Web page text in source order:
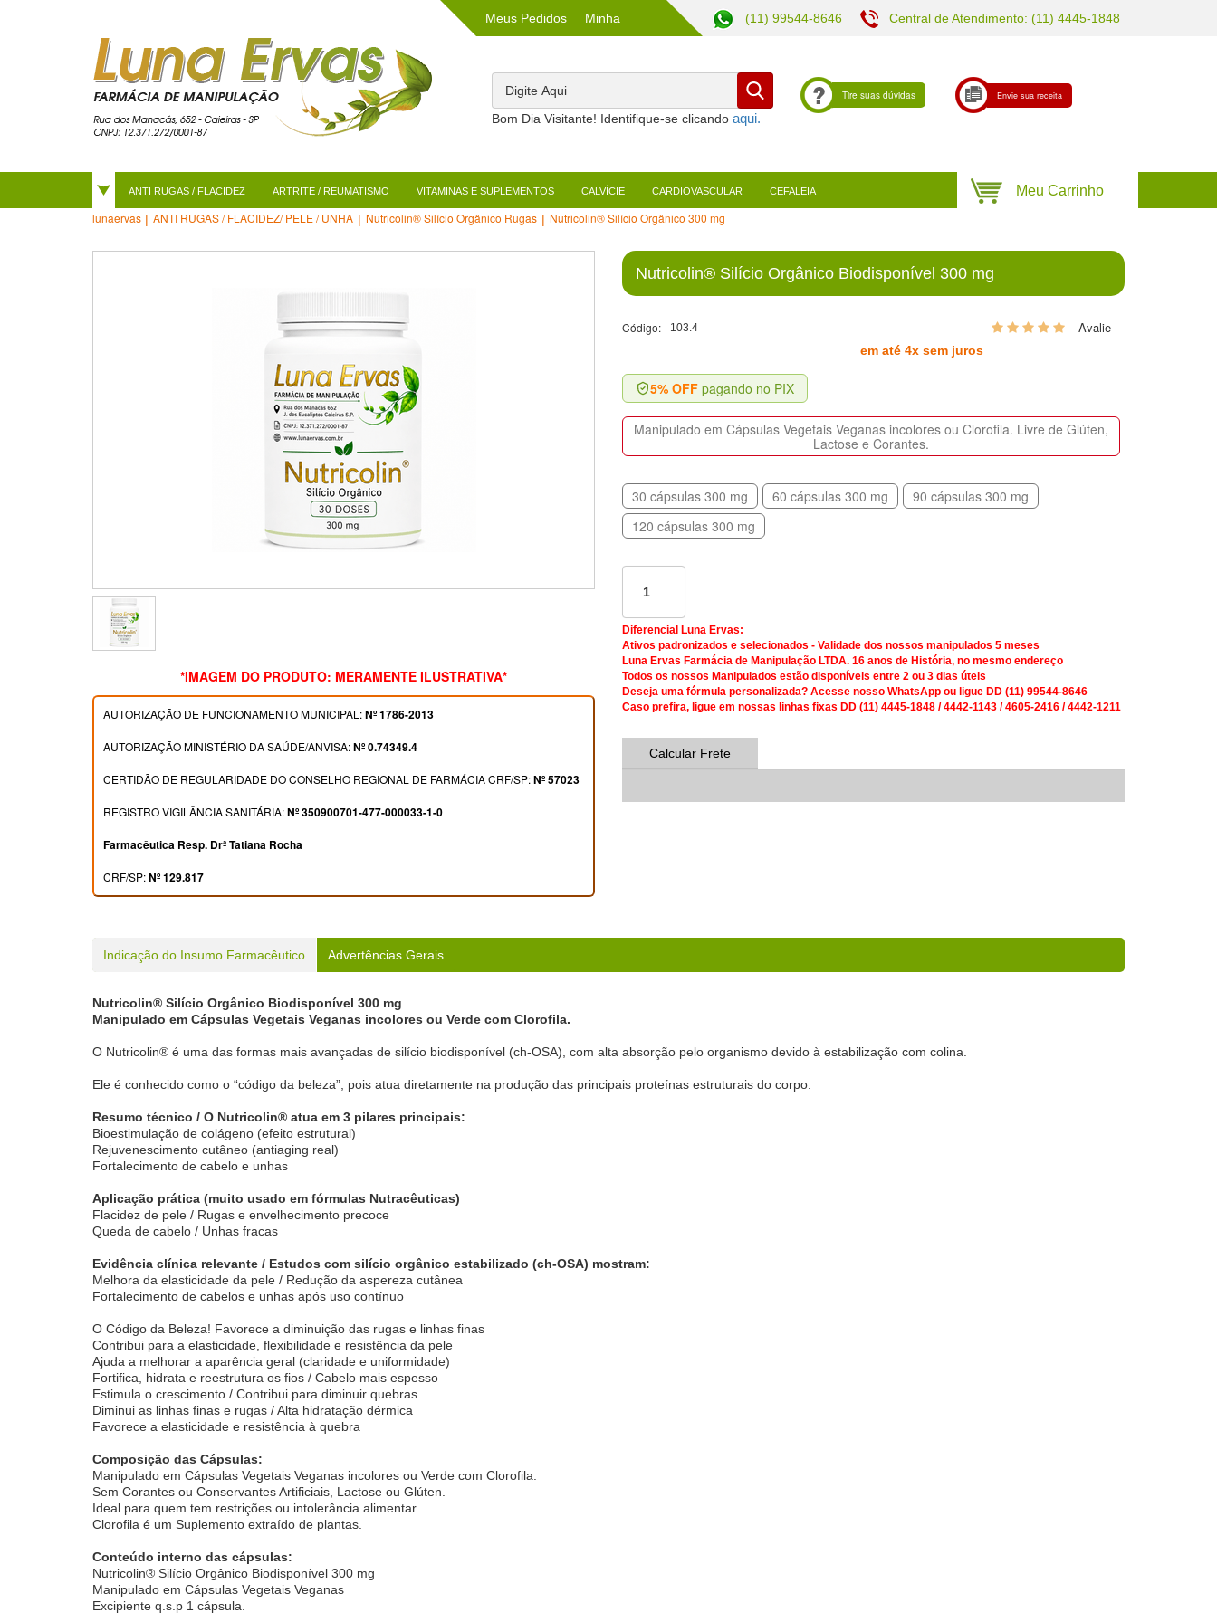
Meus Pedidos Minha (11) 99544-8646 Central de Atendimento: (11) 4445-1848
Bom Dia Visitante! Identifique-se clicando
Tire suas dúvidas Envie sua receita
ANTI RUGAS / FLACIDEZ ARTRITE / REUMATISMO VITAMINAS E SUPLEMENTOS CALVÍCIE CARDIOVASCULAR CEFALEIA
lunaervas ANTI RUGAS / FLACIDEZ/ PELE / UNHA Nutricolin® Silício Orgânico Rugas Nutricolin® Silício Orgânico 300 mg
*IMAGEM DO PRODUTO: MERAMENTE ILUSTRATIVA*
AUTORIZAÇÃO DE FUNCIONAMENTO MUNICIPAL:Nº 1786-2013
AUTORIZAÇÃO MINISTÉRIO DA SAÚDE/ANVISA:Nº 0.74349.4
CERTIDÃO DE REGULARIDADE DO CONSELHO REGIONAL DE FARMÁCIA CRF/SP:Nº 57023
REGISTRO VIGILÂNCIA SANITÁRIA:Nº 350900701-477-000033-1-0
Farmacêutica Resp. Drª Tatiana Rocha
CRF/SP:Nº 129.817
Nutricolin® Silício Orgânico Biodisponível 300 mg
Código: 103.4
em até 4x sem juros
5% OFF pagando no PIX
Manipulado em Cápsulas Vegetais Veganas incolores ou Clorofila. Livre de Glúten,
Lactose e Corantes.
30 cápsulas 300 mg 60 cápsulas 300 mg
90 cápsulas 300 mg
120 cápsulas 300 mg
Diferencial Luna Ervas:
Ativos padronizados e selecionados - Validade dos nossos manipulados 5 meses
Luna Ervas Farmácia de Manipulação LTDA. 16 anos de História, no mesmo endereço
Todos os nossos Manipulados estão disponíveis entre 2 ou 3 dias úteis
Deseja uma fórmula personalizada? Acesse nosso WhatsApp ou ligue DD (11) 99544-8646
Caso prefira, ligue em nossas linhas fixas DD (11) 4445-1848 / 4442-1143 / 4605-2416 / 4442-1211
Calcular Frete
Indicação do Insumo Farmacêutico Advertências Gerais
Nutricolin® Silício Orgânico Biodisponível 300 mg
Manipulado em Cápsulas Vegetais Veganas incolores ou Verde com Clorofila.
O Nutricolin® é uma das formas mais avançadas de silício biodisponível (ch-OSA), com alta absorção pelo organismo devido à estabilização com colina.
Ele é conhecido como o “código da beleza”, pois atua diretamente na produção das principais proteínas estruturais do corpo.
Resumo técnico / O Nutricolin® atua em 3 pilares principais:
Bioestimulação de colágeno (efeito estrutural)
Rejuvenescimento cutâneo (antiaging real)
Fortalecimento de cabelo e unhas
Aplicação prática (muito usado em fórmulas Nutracêuticas)
Flacidez de pele / Rugas e envelhecimento precoce
Queda de cabelo / Unhas fracas
Evidência clínica relevante / Estudos com silício orgânico estabilizado (ch-OSA) mostram:
Melhora da elasticidade da pele / Redução da aspereza cutânea
Fortalecimento de cabelos e unhas após uso contínuo
O Código da Beleza! Favorece a diminuição das rugas e linhas finas
Contribui para a elasticidade, flexibilidade e resistência da pele
Ajuda a melhorar a aparência geral (claridade e uniformidade)
Fortifica, hidrata e reestrutura os fios / Cabelo mais espesso
Estimula o crescimento / Contribui para diminuir quebras
Diminui as linhas finas e rugas / Alta hidratação dérmica
Favorece a elasticidade e resistência à quebra
Composição das Cápsulas:
Manipulado em Cápsulas Vegetais Veganas incolores ou Verde com Clorofila.
Sem Corantes ou Conservantes Artificiais, Lactose ou Glúten.
Ideal para quem tem restrições ou intolerância alimentar.
Clorofila é um Suplemento extraído de plantas.
Conteúdo interno das cápsulas:
Nutricolin® Silício Orgânico Biodisponível 300 mg
Manipulado em Cápsulas Vegetais Veganas
Excipiente q.s.p 1 cápsula.